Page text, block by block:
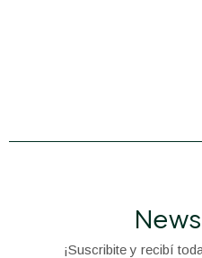
¡Suscribite y recibí